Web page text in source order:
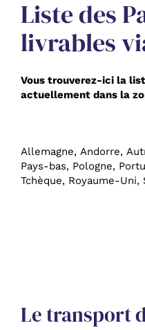
Liste des
livrables
Vous trouverez-ici la
actuellement dans la
Allemagne, Andorre,
Pays-bas, Pologne,
Tchèque, Royaume-Uni,
Le transport